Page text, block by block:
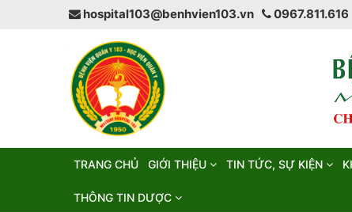
hospital103@benhvien103.vn 0967.811.616
TRANG CHỦ GIỚI THIỆU TIN TỨC, SỰ KIỆN
THÔNG TIN DƯỢC